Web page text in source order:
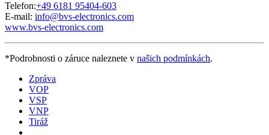
Telefon:+49 6181 95404-603
E-mail: info@bvs-electronics.com
www.bvs-electronics.com
*Podrobnosti o záruce naleznete v našich podmínkách.
Zpráva
VOP
VSP
VNP
Tiráž